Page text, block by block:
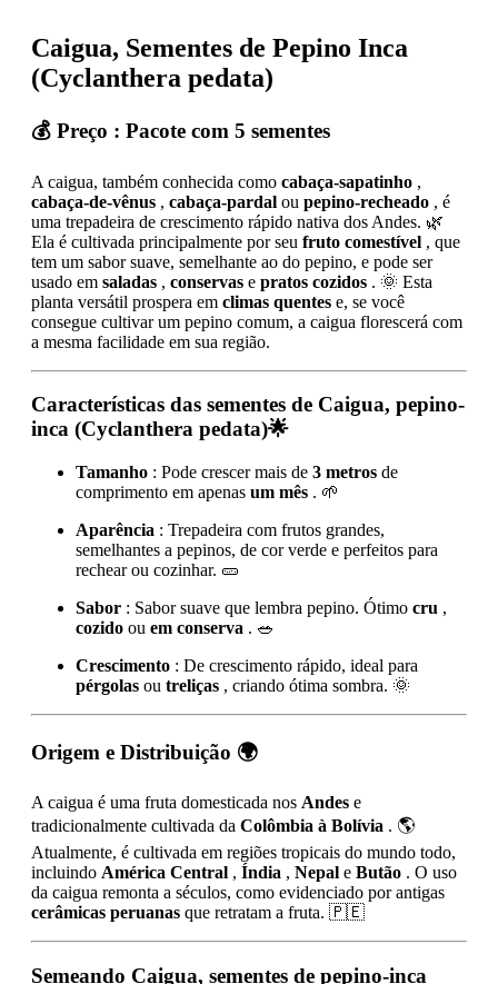
Caigua, Sementes de Pepino Inca
(Cyclanthera pedata)
💰 Preço : Pacote com 5 sementes
A caigua, também conhecida como cabaça-sapatinho ,
cabaça-de-vênus , cabaça-pardal ou pepino-recheado , é
uma trepadeira de crescimento rápido nativa dos Andes. 🌿
Ela é cultivada principalmente por seu fruto comestível , que
tem um sabor suave, semelhante ao do pepino, e pode ser
usado em saladas , conservas e pratos cozidos . 🌞 Esta
planta versátil prospera em climas quentes e, se você
consegue cultivar um pepino comum, a caigua florescerá com
a mesma facilidade em sua região.
Características das sementes de Caigua, pepino-
inca (Cyclanthera pedata)🌟
Tamanho : Pode crescer mais de 3 metros de
comprimento em apenas um mês . 🌱
Aparência : Trepadeira com frutos grandes,
semelhantes a pepinos, de cor verde e perfeitos para
rechear ou cozinhar. 🥒
Sabor : Sabor suave que lembra pepino. Ótimo cru ,
cozido ou em conserva . 🥗
Crescimento : De crescimento rápido, ideal para
pérgolas ou treliças , criando ótima sombra. 🌞
Origem e Distribuição 🌍
A caigua é uma fruta domesticada nos Andes e
tradicionalmente cultivada da Colômbia à Bolívia . 🌎
Atualmente, é cultivada em regiões tropicais do mundo todo,
incluindo América Central , Índia , Nepal e Butão . O uso
da caigua remonta a séculos, como evidenciado por antigas
cerâmicas peruanas que retratam a fruta. 🇵🇪
Semeando Caigua, sementes de pepino-inca